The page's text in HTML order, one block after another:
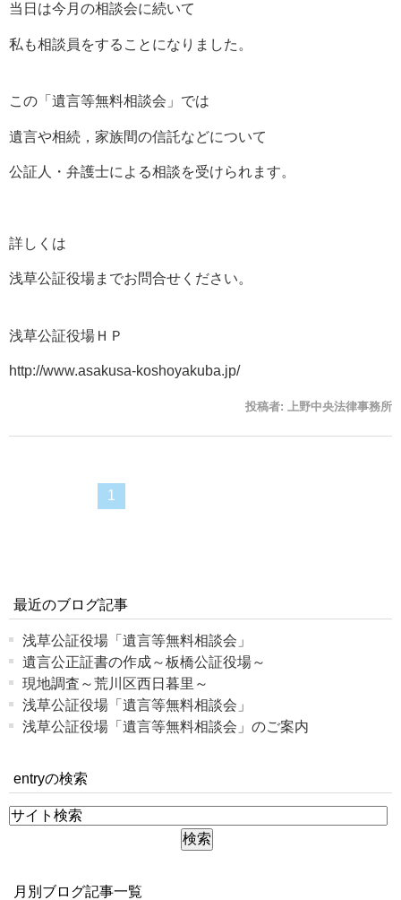
当日は今月の相談会に続いて
私も相談員をすることになりました。
この「遺言等無料相談会」では
遺言や相続，家族間の信託などについて
公証人・弁護士による相談を受けられます。
詳しくは
浅草公証役場までお問合せください。
浅草公証役場ＨＰ
http://www.asakusa-koshoyakuba.jp/
投稿者: 上野中央法律事務所
1
最近のブログ記事
浅草公証役場「遺言等無料相談会」
遺言公正証書の作成～板橋公証役場～
現地調査～荒川区西日暮里～
浅草公証役場「遺言等無料相談会」
浅草公証役場「遺言等無料相談会」のご案内
entryの検索
月別ブログ記事一覧